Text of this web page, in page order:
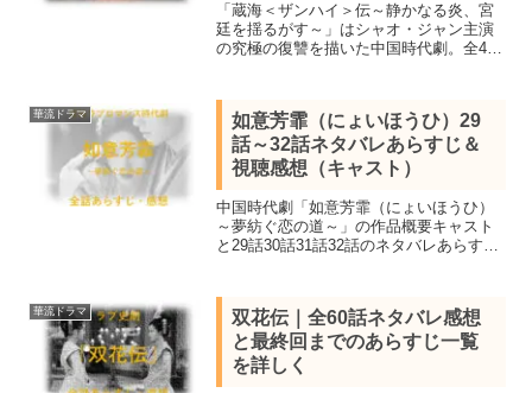
「蔵海＜ザンハイ＞伝～静かなる炎、宮
廷を揺るがす～」はシャオ・ジャン主演
の究極の復讐を描いた中国時代劇。全40
一族を皆殺しにされた少年が成長し復讐
に向かう。
華流ドラマ
如意芳霏（にょいほうひ）29
話～32話ネタバレあらすじ＆
視聴感想（キャスト）
中国時代劇「如意芳霏（にょいほうひ）
～夢紡ぐ恋の道～」の作品概要キャスト
と29話30話31話32話のネタバレあらすじ
の宮廷ラブロマンス時代劇。
華流ドラマ
双花伝｜全60話ネタバレ感想
と最終回までのあらすじ一覧
を詳しく